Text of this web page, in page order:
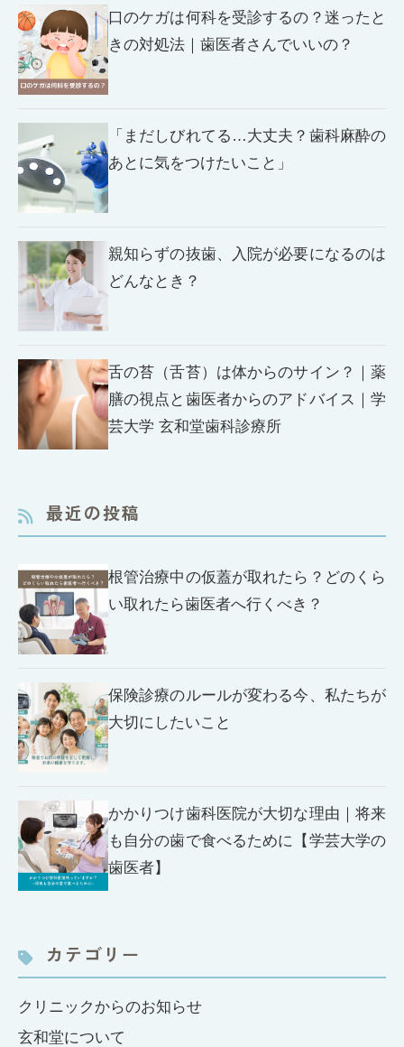
口のケガは何科を受診するの？迷ったと
きの対処法｜歯医者さんでいいの？
「まだしびれてる…大丈夫？歯科麻酔の
あとに気をつけたいこと」
親知らずの抜歯、入院が必要になるのは
どんなとき？
舌の苔（舌苔）は体からのサイン？｜薬
膳の視点と歯医者からのアドバイス｜学
芸大学 玄和堂歯科診療所
最近の投稿
根管治療中の仮蓋が取れたら？どのくら
い取れたら歯医者へ行くべき？
保険診療のルールが変わる今、私たちが
大切にしたいこと
かかりつけ歯科医院が大切な理由｜将来
も自分の歯で食べるために【学芸大学の
歯医者】
カテゴリー
クリニックからのお知らせ
玄和堂について